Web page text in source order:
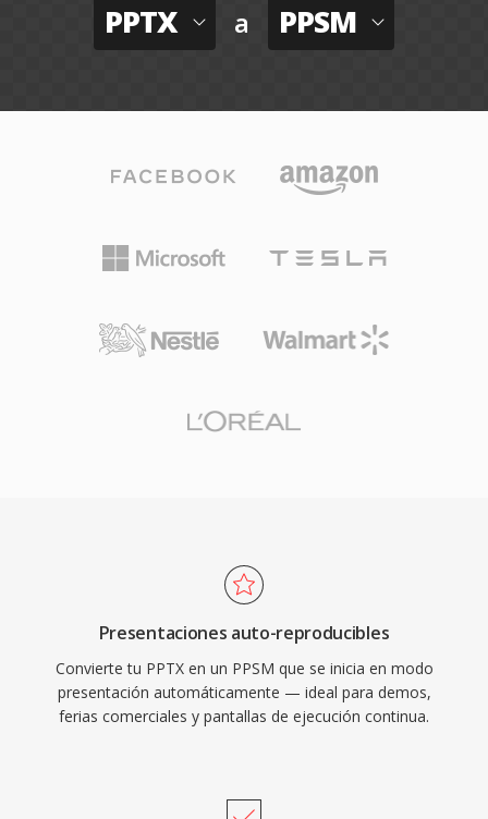
PPTX a PPSM
Presentaciones auto-reproducibles
Convierte tu PPTX en un PPSM que se inicia en modo
presentación automáticamente — ideal para demos,
ferias comerciales y pantallas de ejecución continua.